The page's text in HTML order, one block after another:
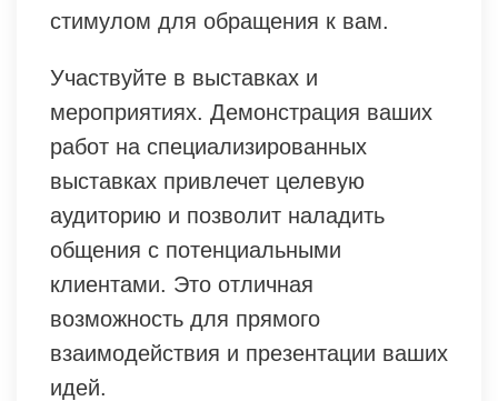
стимулом для обращения к вам.
Участвуйте в выставках и
мероприятиях. Демонстрация ваших
работ на специализированных
выставках привлечет целевую
аудиторию и позволит наладить
общения с потенциальными
клиентами. Это отличная
возможность для прямого
взаимодействия и презентации ваших
идей.